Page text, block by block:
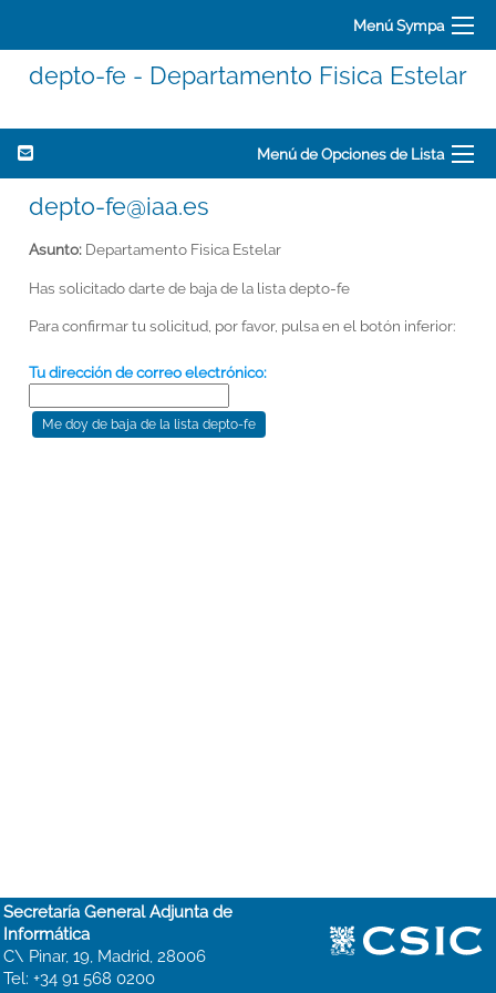
Menú Sympa
depto-fe - Departamento Fisica Estelar
Menú de Opciones de Lista
depto-fe@iaa.es
Asunto: Departamento Fisica Estelar
Has solicitado darte de baja de la lista depto-fe
Para confirmar tu solicitud, por favor, pulsa en el botón inferior:
Tu dirección de correo electrónico:
Secretaría General Adjunta de
Informática
C\ Pinar, 19, Madrid, 28006
Tel: +34 91 568 0200